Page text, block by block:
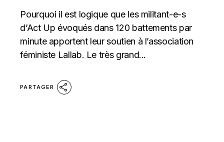
Pourquoi il est logique que les militant-e-s
d’Act Up évoqués dans 120 battements par
minute apportent leur soutien à l’association
féministe Lallab. Le très grand...
PARTAGER